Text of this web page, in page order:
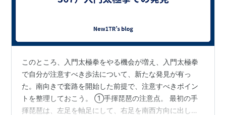
このところ、入門太極拳をやる機会が増え、入門太極拳
で自分が注意すべき歩法について、新たな発見が有っ
た。南向きで套路を開始した前提で、注意すべきポイン
トを整理しておこう。 ①手揮琵琶の注意点。 最初の手
揮琵琶は、左足を軸足にして、右足を南西方向に出して